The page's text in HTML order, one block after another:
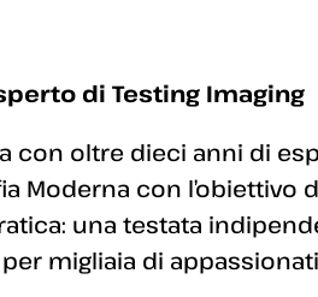
di Testing Imaging
con oltre dieci anni di
Moderna con l’obiettivo
una testata
migliaia di